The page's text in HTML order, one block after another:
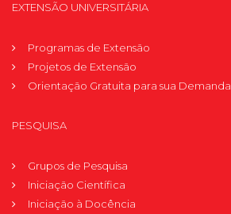
EXTENSÃO UNIVERSITÁRIA
Programas de Extensão
Projetos de Extensão
Orientação Gratuita para sua Demanda
PESQUISA
Grupos de Pesquisa
Iniciação Científica
Iniciação à Docência